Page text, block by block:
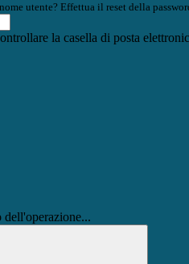
utente? Effettua il reset della
la casella di posta
dell'operazione...